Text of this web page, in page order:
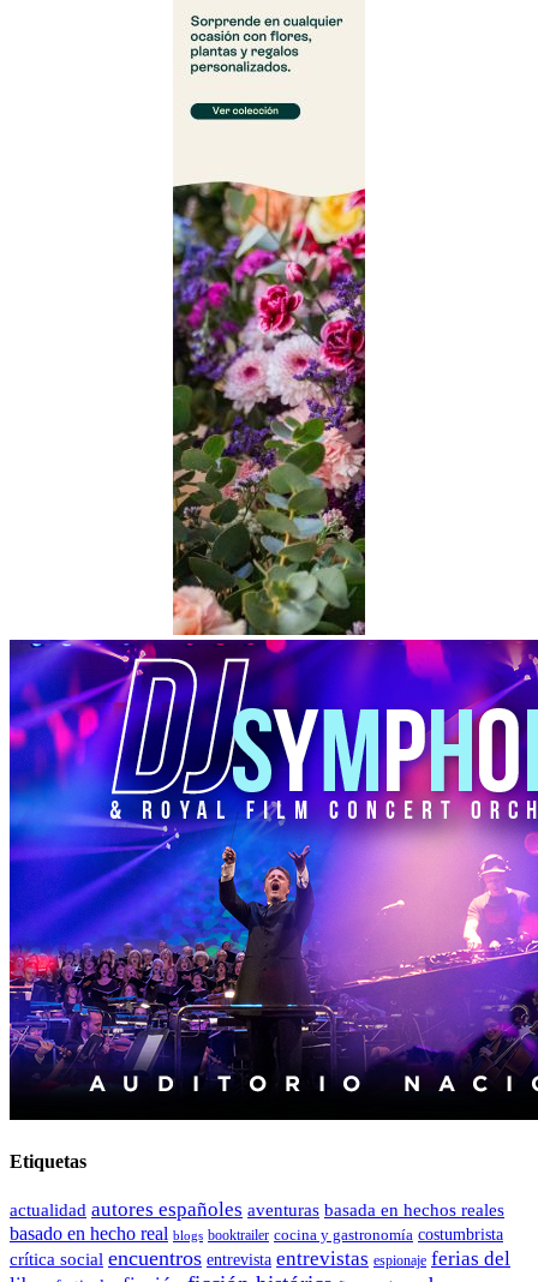
Etiquetas
actualidad autores españoles aventuras basada en hechos reales
basado en hecho real blogs booktrailer cocina y gastronomía costumbrista
crítica social encuentros entrevista entrevistas espionaje ferias del